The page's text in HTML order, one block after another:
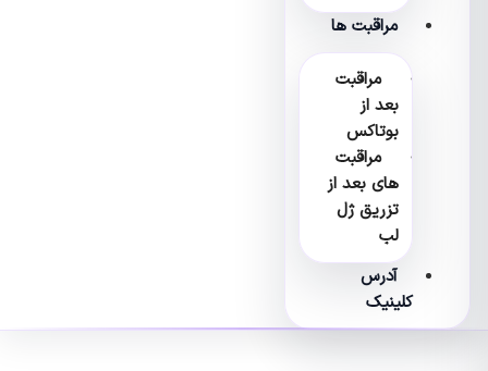
مراقبت ها
مراقبت
بعد از
بوتاکس
مراقبت
های بعد از
تزریق ژل
آدرس
کلینیک